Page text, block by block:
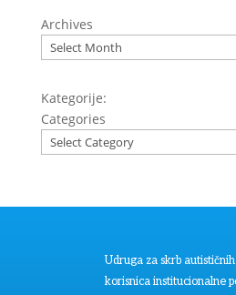
Archives
Kategorije:
Categories
Udruga za skrb
korisnica institucionalne